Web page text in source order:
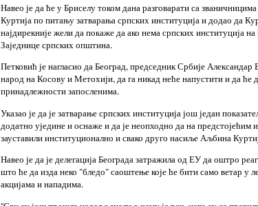
Навео је да ће у Бриселу током дана разговарати са
Куртија по питању затварања српских институција и додао да
најдирекније жели да покаже да ако нема српских институција
Заједнице српских општина.
Петковић је нагласио да Београд, председник Србије
народ на Косову и Метохији, да га никад неће напустити и да ће
принадлежности запосленима.
Указао је да је затварање српских институција још један
додатно уједине и оснаже и да је неопходно да на предстојећим
зауставили институционално и свако друго насиље Аљбина
Навео је да је делегација Београда затражила од ЕУ да оштро
што ће да изда неко "бледо" саоштење које ће бити само ветар у
акцијама и нападима.